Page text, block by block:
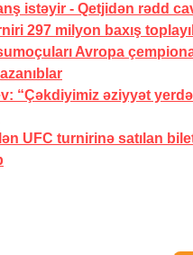
istəyir - Qetjidən rədd
297 milyon baxış
Avropa
“Çəkdiyimiz əziyyət yerdə
UFC turnirinə satılan